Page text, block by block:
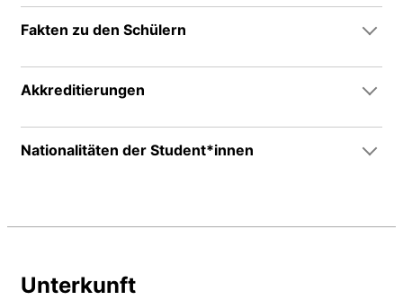
Fakten zu den Schülern
Akkreditierungen
Nationalitäten der Student*innen
Unterkunft